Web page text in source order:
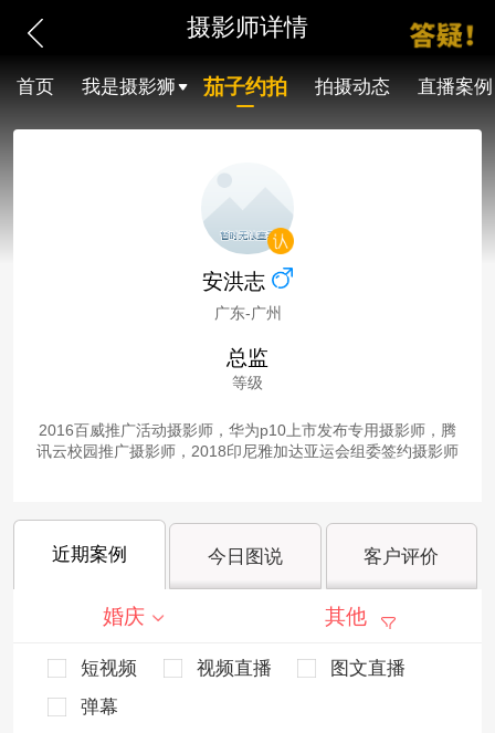
摄影师详情
首页 我是摄影狮 茄子约拍 拍摄动态 直播案例
安洪志
广东-广州
总监
等级
2016百威推广活动摄影师，华为p10上市发布专用摄影师，腾
讯云校园推广摄影师，2018印尼雅加达亚运会组委签约摄影师
近期案例 今日图说 客户评价
婚庆 其他
短视频 视频直播
图文直播
弹幕